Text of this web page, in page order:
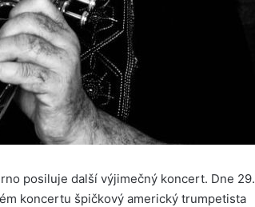
posiluje další výjimečný koncert. Dne 29.
koncertu špičkový americký trumpetista